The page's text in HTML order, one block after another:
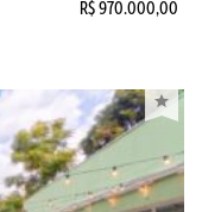
R$ 970.000,00